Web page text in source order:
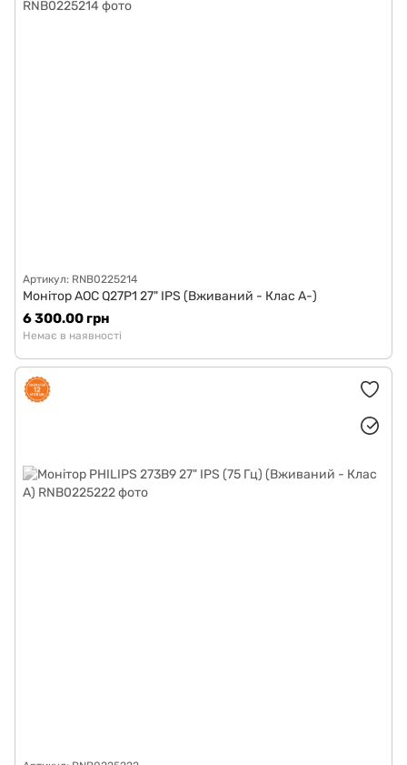
Артикул: RNB0225214
Монітор AOC Q27P1 27" IPS (Вживаний - Клас A-)
6 300.00 грн
Немає в наявності